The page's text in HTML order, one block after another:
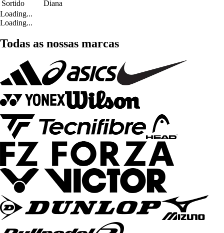
Sortido
Diana
Loading...
Loading...
Todas as nossas marcas